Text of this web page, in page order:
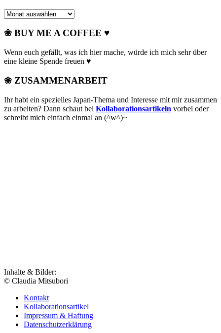
Archive
❀ BUY ME A COFFEE ♥
Wenn euch gefällt, was ich hier mache, würde ich mich sehr über
eine kleine Spende freuen ♥
❀ ZUSAMMENARBEIT
Ihr habt ein spezielles Japan-Thema und Interesse mit mir zusammen
zu arbeiten? Dann schaut bei Kollaborationsartikeln vorbei oder
schreibt mich einfach einmal an (^w^)~
Inhalte & Bilder:
© Claudia Mitsubori
Kontakt
Kollaborationsartikel
Impressum & Haftung
Datenschutzerklärung